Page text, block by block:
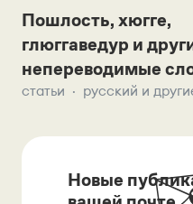
Пошлость, хюгге,
глюггаведур и
непереводимые
статьи русский и
Новые